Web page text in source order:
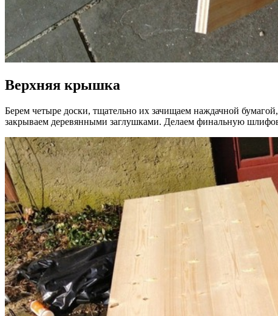
Верхняя крышка
Берем четыре доски, тщательно их зачищаем наждачной
закрываем деревянными заглушками. Делаем финальную